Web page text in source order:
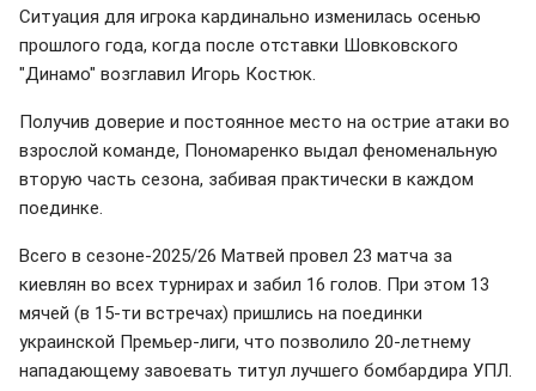
Ситуация для игрока кардинально изменилась осенью
прошлого года, когда после отставки Шовковского
"Динамо" возглавил Игорь Костюк.
Получив доверие и постоянное место на острие атаки во
взрослой команде, Пономаренко выдал феноменальную
вторую часть сезона, забивая практически в каждом
поединке.
Всего в сезоне-2025/26 Матвей провел 23 матча за
киевлян во всех турнирах и забил 16 голов. При этом 13
мячей (в 15-ти встречах) пришлись на поединки
украинской Премьер-лиги, что позволило 20-летнему
нападающему завоевать титул лучшего бомбардира УПЛ.